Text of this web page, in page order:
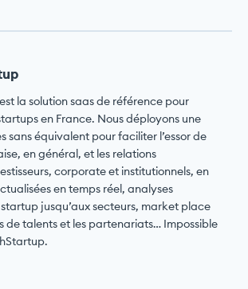
la solution saas de référence pour
en France. Nous déployons une
sans équivalent pour faciliter l’essor de
en général, et les relations
corporate et institutionnels, en
en temps réel, analyses
jusqu’aux secteurs, market place
de talents et les partenariats… Impossible